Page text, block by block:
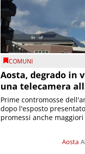
COMUNI
Aosta, degrado in
una telecamera
Aosta
Prime contromosse
dopo l'esposto
promessi anche